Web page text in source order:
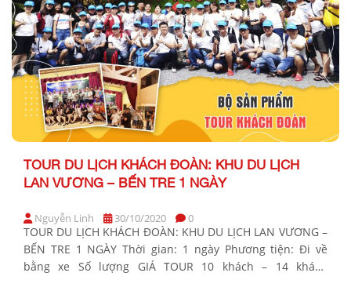
TOUR DU LỊCH KHÁCH ĐOÀN: KHU DU LỊCH
LAN VƯƠNG – BẾN TRE 1 NGÀY
Nguyễn Linh 30/10/2020 0
TOUR DU LỊCH KHÁCH ĐOÀN: KHU DU LỊCH LAN VƯƠNG –
BẾN TRE 1 NGÀY Thời gian: 1 ngày Phương tiện: Đi về
bằng xe Số lượng GIÁ TOUR 10 khách – 14 khách